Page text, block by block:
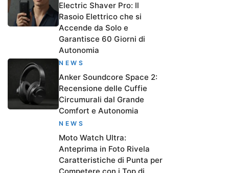
Electric Shaver Pro: Il
Rasoio Elettrico che si
Accende da Solo e
Garantisce 60 Giorni di
Autonomia
NEWS
Anker Soundcore Space 2:
Recensione delle Cuffie
Circumurali dal Grande
Comfort e Autonomia
NEWS
Moto Watch Ultra:
Anteprima in Foto Rivela
Caratteristiche di Punta per